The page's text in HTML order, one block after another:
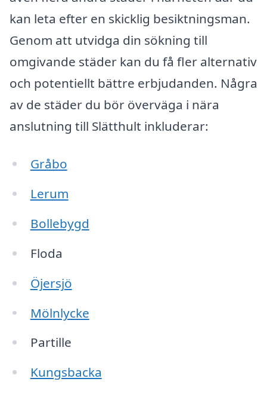
kan leta efter en skicklig besiktningsman.
Genom att utvidga din sökning till
omgivande städer kan du få fler alternativ
och potentiellt bättre erbjudanden. Några
av de städer du bör överväga i nära
anslutning till Slätthult inkluderar:
Gråbo
Lerum
Bollebygd
Floda
Öjersjö
Mölnlycke
Partille
Kungsbacka